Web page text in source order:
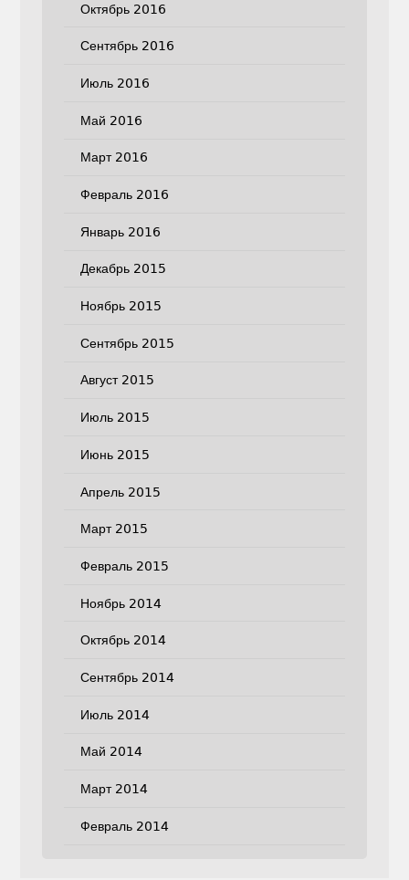
Октябрь 2016
Сентябрь 2016
Июль 2016
Май 2016
Март 2016
Февраль 2016
Январь 2016
Декабрь 2015
Ноябрь 2015
Сентябрь 2015
Август 2015
Июль 2015
Июнь 2015
Апрель 2015
Март 2015
Февраль 2015
Ноябрь 2014
Октябрь 2014
Сентябрь 2014
Июль 2014
Май 2014
Март 2014
Февраль 2014